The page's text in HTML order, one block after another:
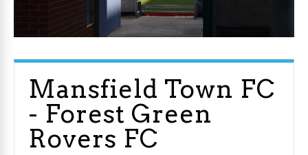
Mansfield Town FC
- Forest Green
Rovers FC